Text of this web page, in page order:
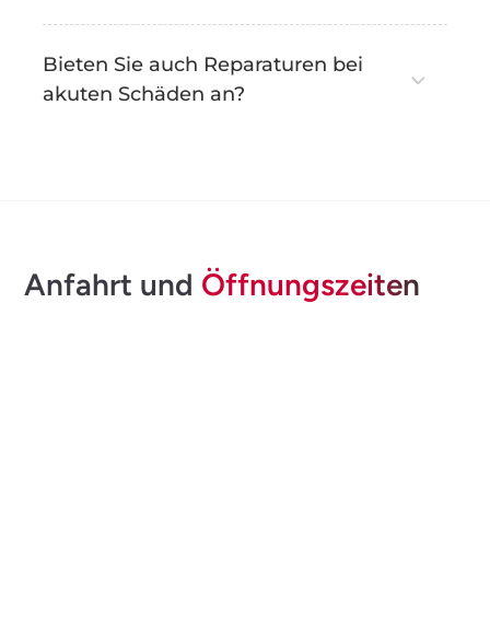
Bieten Sie auch Reparaturen bei
akuten Schäden an?
Anfahrt und Öffnungszeiten